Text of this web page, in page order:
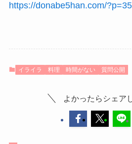
https://donabe5han.com/
イライラ 料理 時間がない 質問公開
よかったらシェア